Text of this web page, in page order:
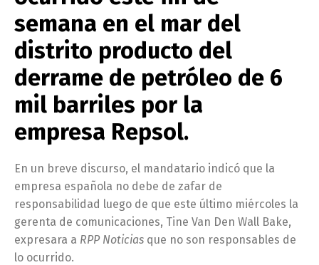
semana en el mar del
distrito producto del
derrame de petróleo de 6
mil barriles por la
empresa Repsol.
En un breve discurso, el mandatario indicó que la
empresa española no debe de zafar de
responsabilidad luego de que este último miércoles la
gerenta de comunicaciones, Tine Van Den Wall Bake,
expresara a RPP Noticias que no son responsables de
lo ocurrido.